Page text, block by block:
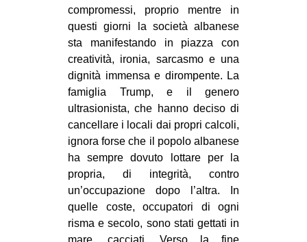
compromessi, proprio mentre in
questi giorni la società albanese
sta manifestando in piazza con
creatività, ironia, sarcasmo e una
dignità immensa e dirompente. La
famiglia Trump, e il genero
ultrasionista, che hanno deciso di
cancellare i locali dai propri calcoli,
ignora forse che il popolo albanese
ha sempre dovuto lottare per la
propria, di integrità, contro
un’occupazione dopo l’altra. In
quelle coste, occupatori di ogni
risma e secolo, sono stati gettati in
mare, cacciati. Verso la fine